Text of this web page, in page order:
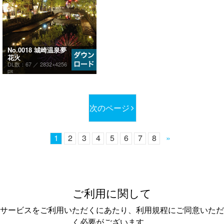
No.0018 城崎温泉夢
花火
DL数：67 ／ 2832×4256
px
次のページ
1 2 3 4 5 6 7 8 »
ご利用に関して
サービスをご利用いただくにあたり、利用規程にご同意いただ
く必要がございます。